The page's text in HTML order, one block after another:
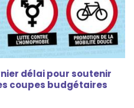
délai pour soutenir
coupes budgétaires